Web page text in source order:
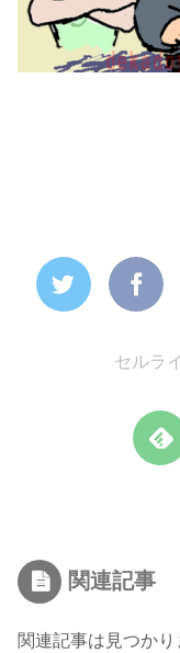
セルラ
関連記事
関連記事は見つかり